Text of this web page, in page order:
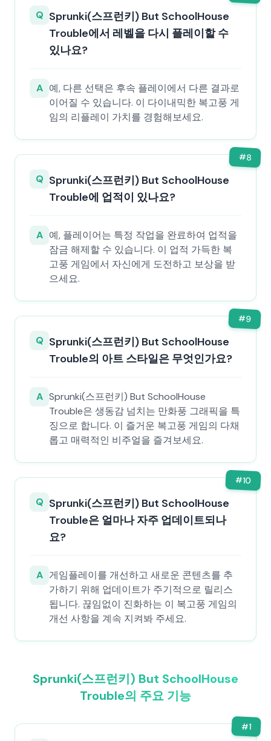
Q Sprunki(스프런키) But SchoolHouse
Trouble에서 레벨을 다시 플레이할 수
있나요?
A 예, 다른 선택은 후속 플레이에서 다른 결과로
이어질 수 있습니다. 이 다이내믹한 복고풍 게
임의 리플레이 가치를 경험해보세요.
#8
Q Sprunki(스프런키) But SchoolHouse
Trouble에 업적이 있나요?
A 예, 플레이어는 특정 작업을 완료하여 업적을
잠금 해제할 수 있습니다. 이 업적 가득한 복
고풍 게임에서 자신에게 도전하고 보상을 받
으세요.
#9
Q Sprunki(스프런키) But SchoolHouse
Trouble의 아트 스타일은 무엇인가요?
A Sprunki(스프런키) But SchoolHouse
Trouble은 생동감 넘치는 만화풍 그래픽을 특
징으로 합니다. 이 즐거운 복고풍 게임의 다채
롭고 매력적인 비주얼을 즐겨보세요.
#10
Q Sprunki(스프런키) But SchoolHouse
Trouble은 얼마나 자주 업데이트되나
요?
A 게임플레이를 개선하고 새로운 콘텐츠를 추
가하기 위해 업데이트가 주기적으로 릴리스
됩니다. 끊임없이 진화하는 이 복고풍 게임의
개선 사항을 계속 지켜봐 주세요.
Sprunki(스프런키) But SchoolHouse
Trouble의 주요 기능
#1